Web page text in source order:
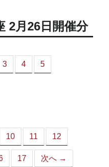
2月26日開催分
こ
3 4 5
10 11 12
17 次へ →